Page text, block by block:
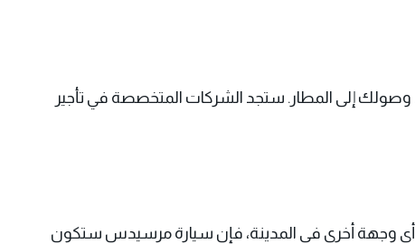
وصولك إلى المطار. ستجد الشركات المتخصصة في تأجير
أي وجهة أخرى في المدينة، فإن سيارة مرسيدس ستكون